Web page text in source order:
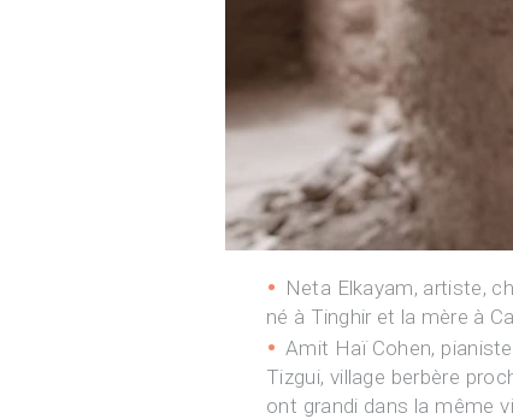
Neta Elkayam, artiste,
né à Tinghir et la mère à
Amit Haï Cohen,
Tizgui, village berbère
ont grandi dans la même